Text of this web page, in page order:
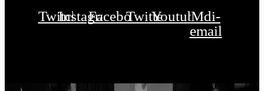
TwitchInstagramFacebookTwitterYoutubeMdi-
email